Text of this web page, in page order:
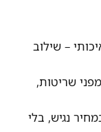
– שילוב
שריטות,
נגיש, בלי